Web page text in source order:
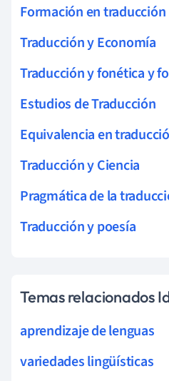
Formación en traducción
Traducción y Economía
Traducción y fonética y
Estudios de Traducción
Equivalencia en
Traducción y Ciencia
Pragmática de la
Traducción y poesía
Temas relacionados
aprendizaje de lenguas
variedades lingüísticas